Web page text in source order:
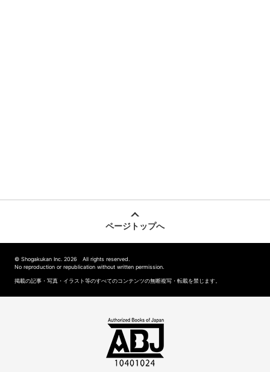
ページトップへ
© Shogakukan Inc. 2026 All rights reserved.
No reproduction or republication without written permission.
掲載の記事・写真・イラスト等のすべてのコンテンツの無断複写・転載を禁じます。